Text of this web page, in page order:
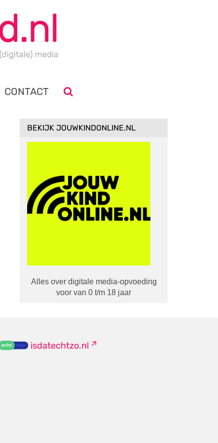
CONTACT
BEKIJK JOUWKINDONLINE.NL
Alles over digitale media-opvoeding
voor van 0 t/m 18 jaar
isdatechtzo.nl